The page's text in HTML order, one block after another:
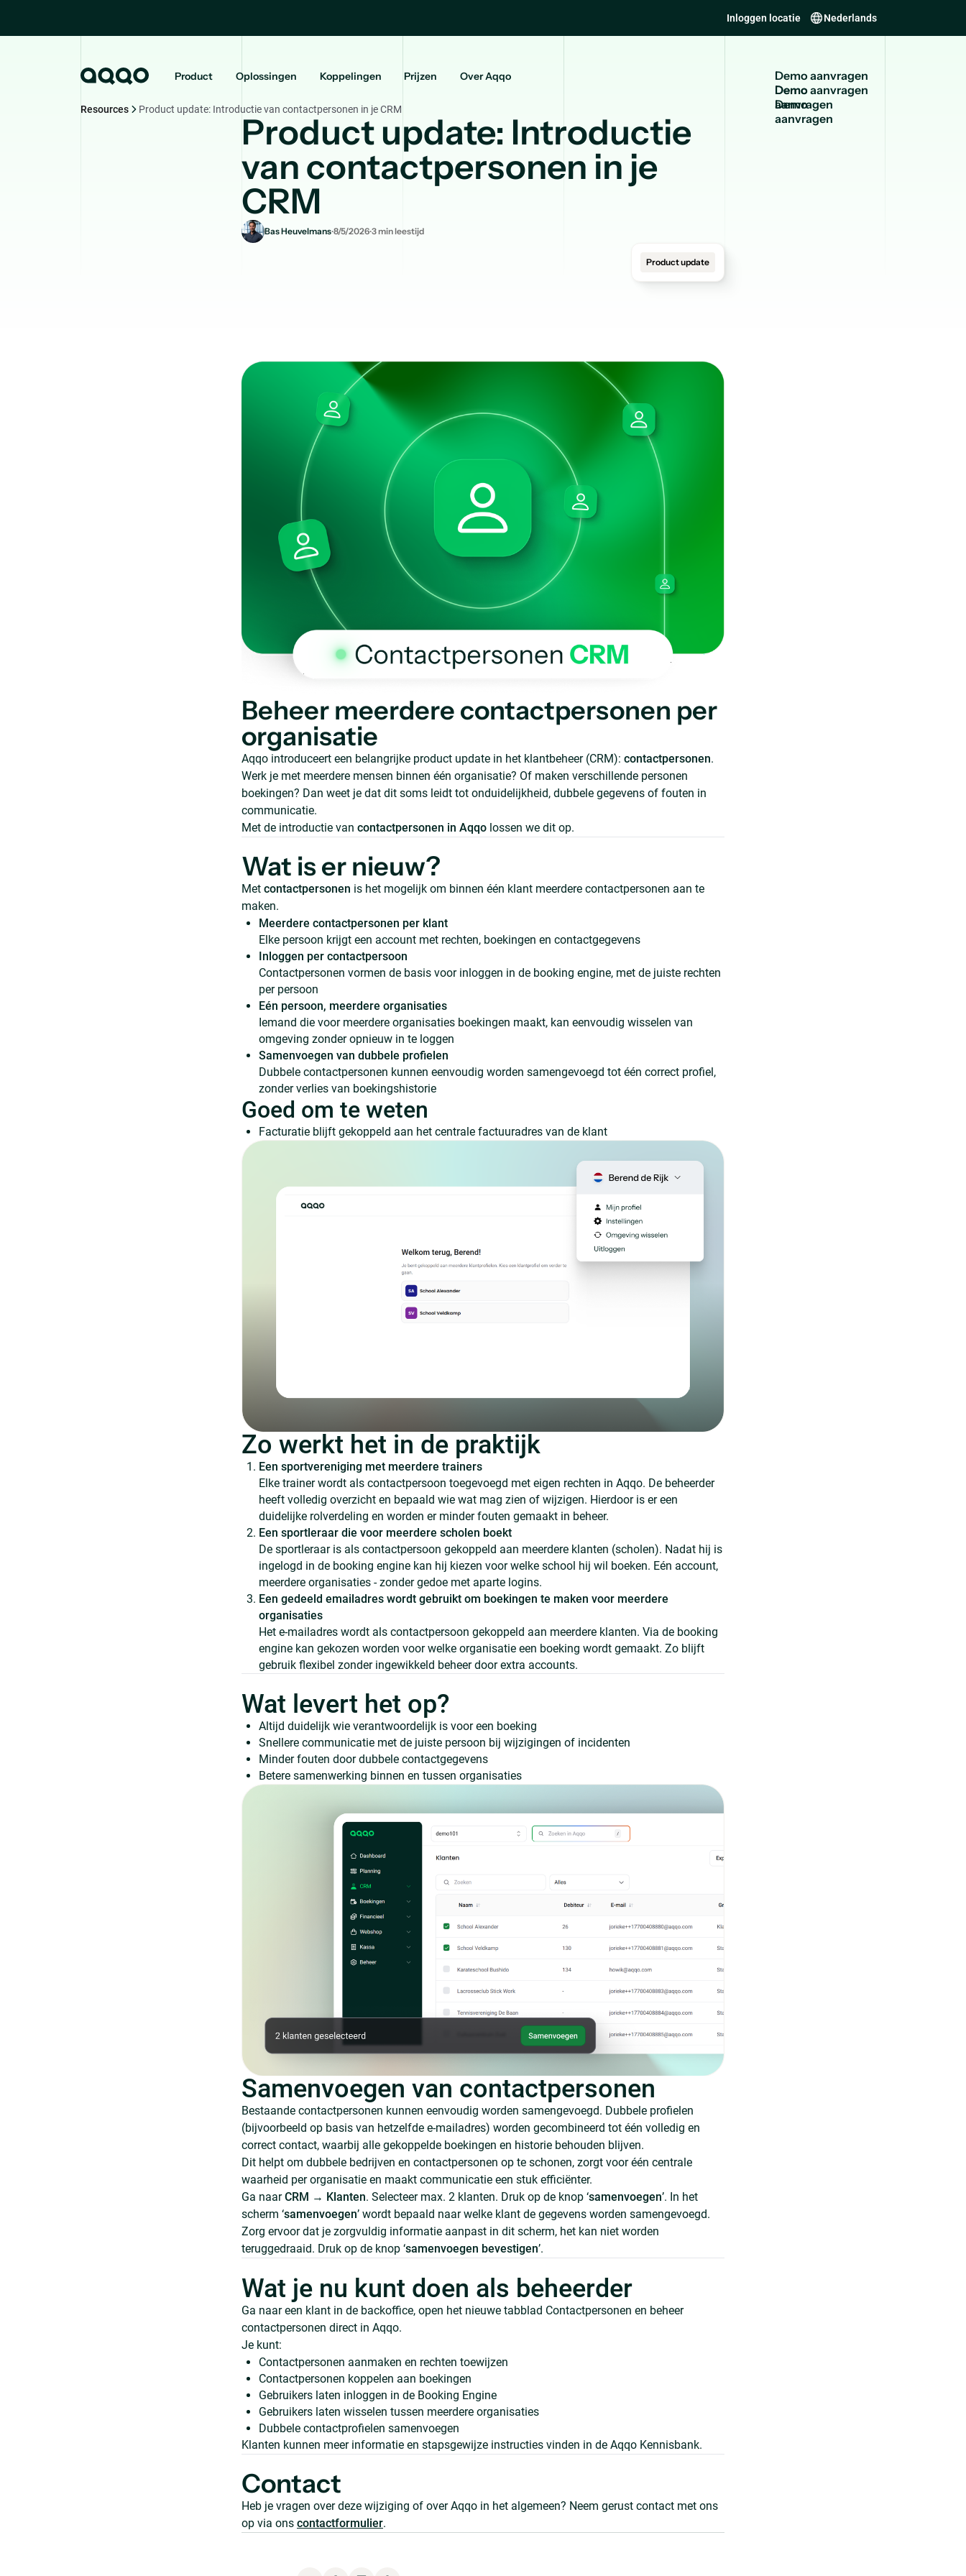
Inloggen locatie Nederlands
Product Oplossingen Koppelingen Prijzen Over Aqqo
Demo aanvragen
Demo
aanvragen
Resources Product update: Introductie van contactpersonen in je CRM
Product update: Introductie
van contactpersonen in je
CRM
Bas Heuvelmans.8/5/2026.3min leestijd
Product update
Beheer meerdere contactpersonen per
organisatie
Aqqo introduceert een belangrijke product update in het klantbeheer (CRM): contactpersonen.
Werk je met meerdere mensen binnen één organisatie? Of maken verschillende personen
boekingen? Dan weet je dat dit soms leidt tot onduidelijkheid, dubbele gegevens of fouten in
communicatie.
Met de introductie van contactpersonen in Aqqo lossen we dit op.
Wat is er nieuw?
Met contactpersonen is het mogelijk om binnen één klant meerdere contactpersonen aan te
maken.
Meerdere contactpersonen per klant
Elke persoon krijgt een account met rechten, boekingen en contactgegevens
Inloggen per contactpersoon
Contactpersonen vormen de basis voor inloggen in de booking engine, met de juiste rechten
per persoon
Eén persoon, meerdere organisaties
Iemand die voor meerdere organisaties boekingen maakt, kan eenvoudig wisselen van
omgeving zonder opnieuw in te loggen
Samenvoegen van dubbele profielen
Dubbele contactpersonen kunnen eenvoudig worden samengevoegd tot één correct profiel,
zonder verlies van boekingshistorie
Goed om te weten
Facturatie blijft gekoppeld aan het centrale factuuradres van de klant
Zo werkt het in de praktijk
Een sportvereniging met meerdere trainers
Elke trainer wordt als contactpersoon toegevoegd met eigen rechten in Aqqo. De beheerder
heeft volledig overzicht en bepaald wie wat mag zien of wijzigen. Hierdoor is er een
duidelijke rolverdeling en worden er minder fouten gemaakt in beheer.
Een sportleraar die voor meerdere scholen boekt
De sportleraar is als contactpersoon gekoppeld aan meerdere klanten (scholen). Nadat hij is
ingelogd in de booking engine kan hij kiezen voor welke school hij wil boeken. Eén account,
meerdere organisaties - zonder gedoe met aparte logins.
Een gedeeld emailadres wordt gebruikt om boekingen te maken voor meerdere
organisaties
Het e-mailadres wordt als contactpersoon gekoppeld aan meerdere klanten. Via de booking
engine kan gekozen worden voor welke organisatie een boeking wordt gemaakt. Zo blijft
gebruik flexibel zonder ingewikkeld beheer door extra accounts.
Wat levert het op?
Altijd duidelijk wie verantwoordelijk is voor een boeking
Snellere communicatie met de juiste persoon bij wijzigingen of incidenten
Minder fouten door dubbele contactgegevens
Betere samenwerking binnen en tussen organisaties
Samenvoegen van contactpersonen
Bestaande contactpersonen kunnen eenvoudig worden samengevoegd. Dubbele profielen
(bijvoorbeeld op basis van hetzelfde e-mailadres) worden gecombineerd tot één volledig en
correct contact, waarbij alle gekoppelde boekingen en historie behouden blijven.
Dit helpt om dubbele bedrijven en contactpersonen op te schonen, zorgt voor één centrale
waarheid per organisatie en maakt communicatie een stuk efficiënter.
Ga naarCRM → Klanten. Selecteer max. 2 klanten. Druk op de knop ‘samenvoegen’. In het
scherm ‘samenvoegen’ wordt bepaald naar welke klant de gegevens worden samengevoegd.
Zorg ervoor dat je zorgvuldig informatie aanpast in dit scherm, het kan niet worden
teruggedraaid. Druk op de knop ‘samenvoegen bevestigen’.
Wat je nu kunt doen als beheerder
Ga naar een klant in de backoffice, open het nieuwe tabblad Contactpersonen en beheer
contactpersonen direct in Aqqo.
Je kunt:
Contactpersonen aanmaken en rechten toewijzen
Contactpersonen koppelen aan boekingen
Gebruikers laten inloggen in de Booking Engine
Gebruikers laten wisselen tussen meerdere organisaties
Dubbele contactprofielen samenvoegen
Klanten kunnen meer informatie en stapsgewijze instructies vinden in de Aqqo Kennisbank.
Contact
Heb je vragen over deze wijziging of over Aqqo in het algemeen? Neem gerust contact met ons
op via ons contactformulier.